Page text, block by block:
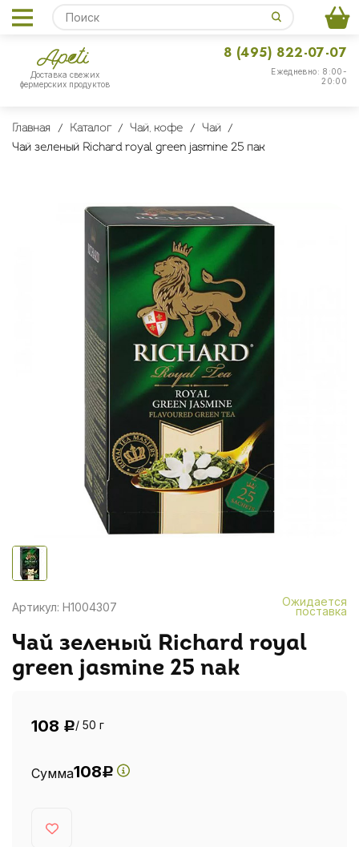
Доставка свежих
фермерских продуктов
Ежедневно: 8:00-
20:00
8 (495) 822-07-07
Главная Каталог Чай, кофе
Чай
Чай зеленый Richard royal green jasmine 25 пак
Артикул: H1004307 Ожидается
поставка
Чай зеленый Richard royal
green jasmine 25 пак
108 Р/ 50 г
Сумма108Р